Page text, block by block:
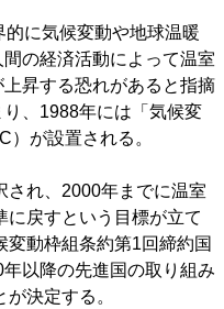
に気候変動や地球温暖
の経済活動によって温室
昇する恐れがあると指摘
、1988年には「気候変
が設置される。
され、2000年までに温室
戻すという目標が立て
変動枠組条約第1回締約国
以降の先進国の取り組み
決定する。